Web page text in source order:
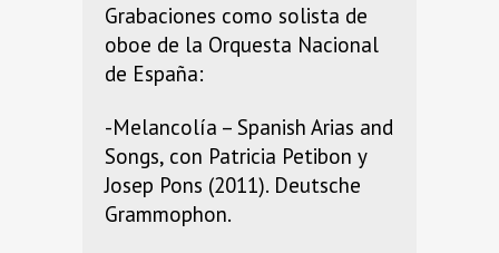
Grabaciones como solista de
oboe de la Orquesta Nacional
de España:
-Melancolía – Spanish Arias and
Songs, con Patricia Petibon y
Josep Pons (2011). Deutsche
Grammophon.